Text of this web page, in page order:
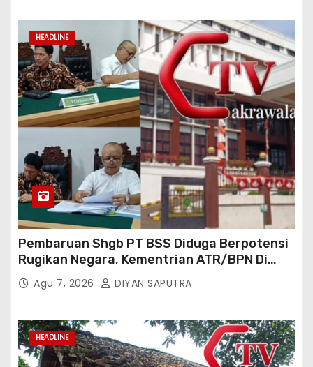
Bertindak
HEADLINE
Pembaruan Shgb PT BSS Diduga Berpotensi
Rugikan Negara, Kementrian ATR/BPN Di
Gugat Di PTUN Jakarta
Agu 7, 2026 DIYAN SAPUTRA
HEADLINE